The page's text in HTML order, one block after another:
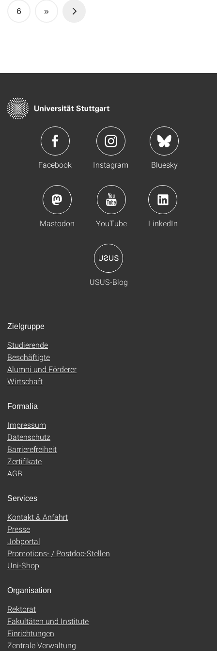
6 »
Facebook Instagram Bluesky
Mastodon YouTube LinkedIn
USUS-Blog
Zielgruppe
Studierende
Beschäftigte
Alumni und Förderer
Wirtschaft
Formalia
Impressum
Datenschutz
Barrierefreiheit
Zertifikate
AGB
Services
Kontakt & Anfahrt
Presse
Jobportal
Promotions- / Postdoc-Stellen
Uni-Shop
Organisation
Rektorat
Fakultäten und Institute
Einrichtungen
Zentrale Verwaltung